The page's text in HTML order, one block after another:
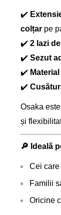
✔️
colțar pe
✔️ 2 lazi
✔️ Sezut
✔️
✔️
Osaka
și
🔎 Ideală
Cei
Familii
Oricine